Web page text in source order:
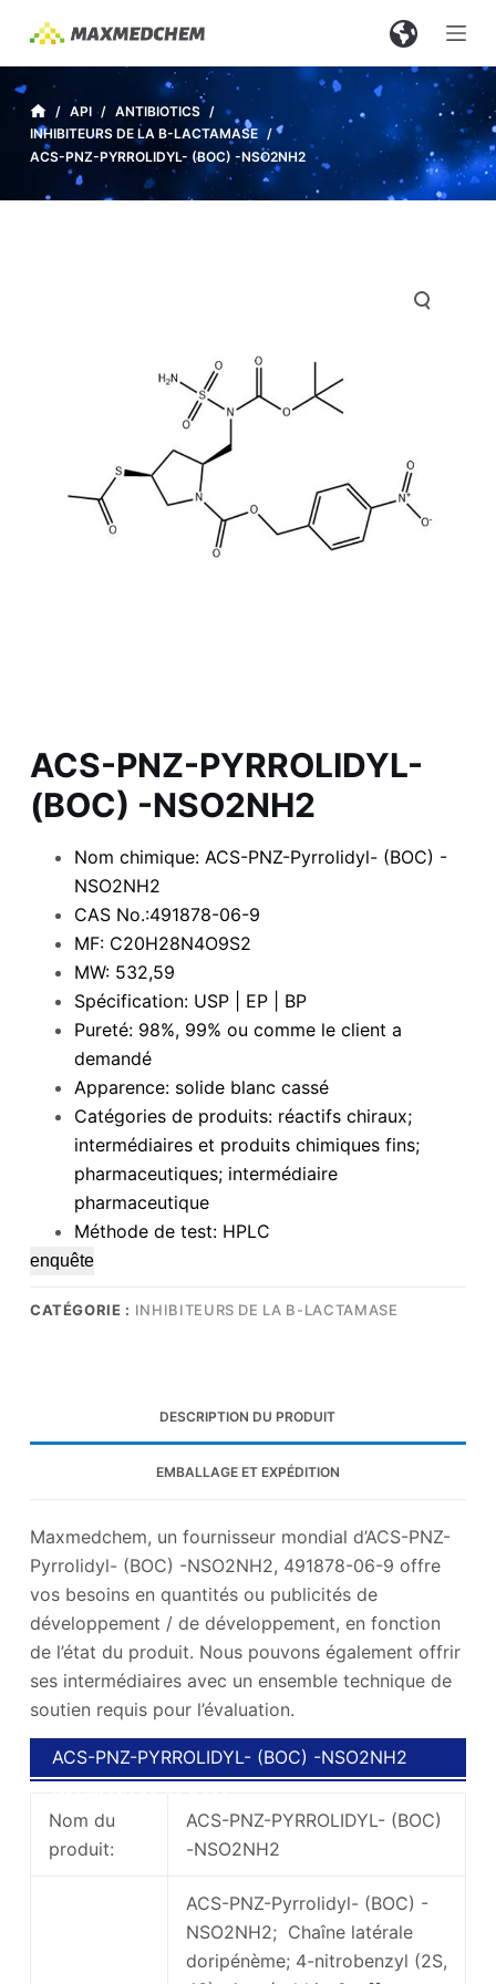
s
s
e
a
/ API / ANTIBIOTICS /
INHIBITEURS DE LA Β-LACTAMASE /
ACS-PNZ-PYRROLIDYL- (BOC) -NSO2NH2
ACS-PNZ-PYRROLIDYL-
(BOC) -NSO2NH2
Nom chimique: ACS-PNZ-Pyrrolidyl- (BOC) -
NSO2NH2
CAS No.:491878-06-9
MF: C20H28N4O9S2
MW: 532,59
Spécification: USP | EP | BP
Pureté: 98%, 99% ou comme le client a
demandé
Apparence: solide blanc cassé
Catégories de produits: réactifs chiraux;
intermédiaires et produits chimiques fins;
pharmaceutiques; intermédiaire
pharmaceutique
Méthode de test: HPLC
enquête
CATÉGORIE : INHIBITEURS DE LA Β-LACTAMASE
DESCRIPTION DU PRODUIT
EMBALLAGE ET EXPÉDITION
Maxmedchem, un fournisseur mondial d’ACS-PNZ-
Pyrrolidyl- (BOC) -NSO2NH2, 491878-06-9 offre
vos besoins en quantités ou publicités de
développement / de développement, en fonction
de l’état du produit. Nous pouvons également offrir
ses intermédiaires avec un ensemble technique de
soutien requis pour l’évaluation.
ACS-PNZ-PYRROLIDYL- (BOC) -NSO2NH2
Informations de base
Nom du
produit:
ACS-PNZ-PYRROLIDYL- (BOC)
-NSO2NH2
ACS-PNZ-Pyrrolidyl- (BOC) -
NSO2NH2; Chaîne latérale
doripénème; 4-nitrobenzyl (2S,